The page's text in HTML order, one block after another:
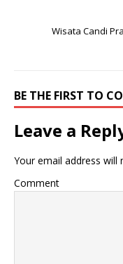
Wisata Candi
BE THE FIRST TO
Leave a
Your email address will
Comment